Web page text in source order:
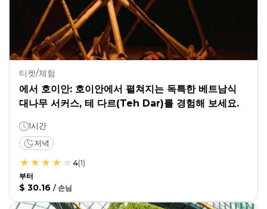
티켓/체험
에서 호이안: 호이안에서 펼쳐지는 독특한 베트남식
대나무 서커스, 테 다르(Teh Dar)를 경험해 보세요.
1시간
저녁
4(1)
부터
$ 30.16 / 손님